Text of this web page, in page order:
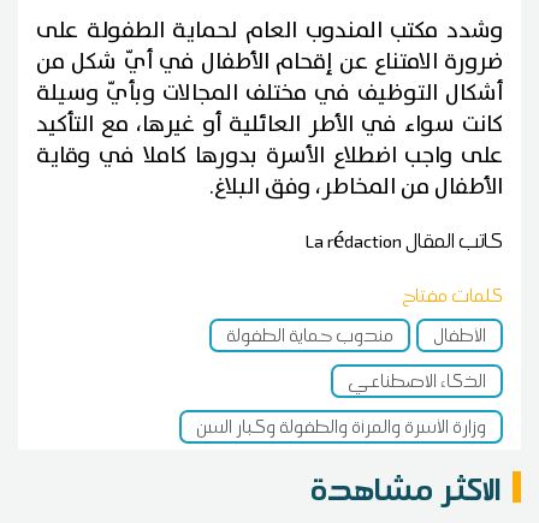
وشدد مكتب المندوب العام لحماية الطفولة على
ضرورة الامتناع عن إقحام الأطفال في أيّ شكل من
أشكال التوظيف في مختلف المجالات وبأيّ وسيلة
كانت سواء في الأطر العائلية أو غيرها، مع التأكيد
على واجب اضطلاع الأسرة بدورها كاملا في وقاية
الأطفال من المخاطر، وفق البلاغ.
كاتب المقالLa rédaction
كلمات مفتاح
الأطفال
مندوب حماية الطفولة
الذكاء الاصطناعي
وزارة الأسرة والمرأة والطفولة وكبار السن
الاكثر مشاهدة